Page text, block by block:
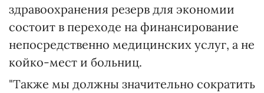
здравоохранения резерв для экономии
состоит в переходе на финансирование
непосредственно медицинских услуг, а не
койко-мест и больниц.
"Также мы должны значительно сократить